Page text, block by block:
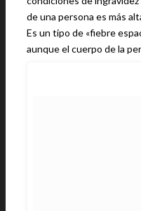
de una persona es más
Es un tipo de «fiebre
aunque el cuerpo de la